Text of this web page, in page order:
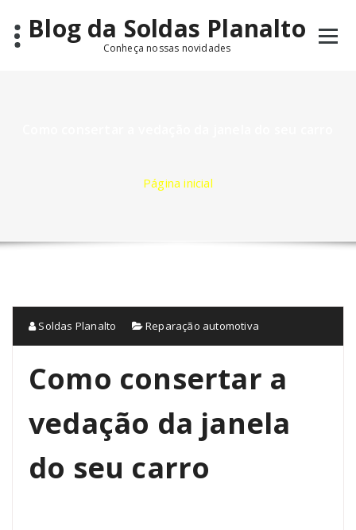
para Blog da Soldas Planalto
Conheça nossas novidades
Página inicial
Soldas Planalto Reparação automotiva
Como consertar a
vedação da janela
do seu carro